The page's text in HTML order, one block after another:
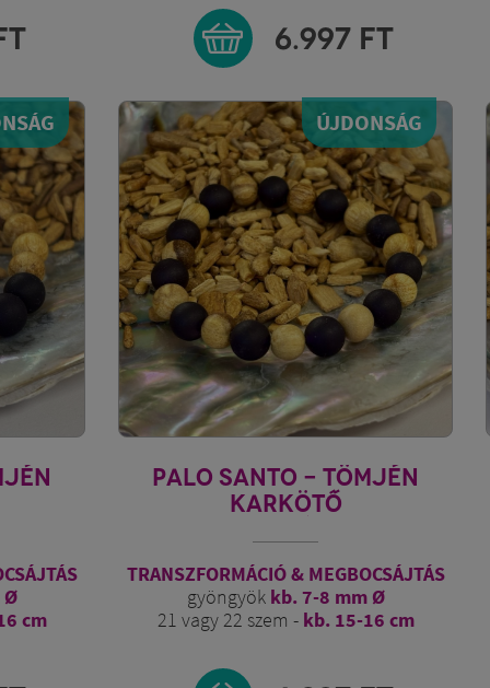
6.997 FT
Ø
cm
ÚJDONSÁG
PALO SANTO - TÖMJÉN
KARKÖTŐ
TRANSZFORMÁCIÓ & MEGBOCSÁJTÁS
gyöngyök kb. 7-8 mm Ø
21 vagy 22 szem - kb. 15-16 cm